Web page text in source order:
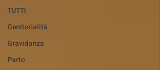
TUTTI
Genitorialità
Gravidanza
Parto